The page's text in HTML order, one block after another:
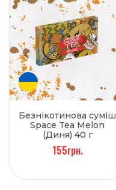
Безнікотинова суміш
Space Tea Melon
(Диня) 40 г
155грн.